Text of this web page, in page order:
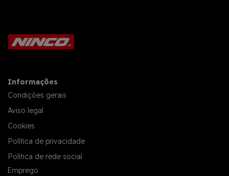
Informações
Condições gerais
Aviso legal
Cookies
Política de privacidade
Política de rede social
Emprego